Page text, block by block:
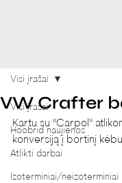
Visi įrašai
Hoobrid naujienos
Atlikti darbai
Izoterminiai/neizoterminiai
Visi įrašai
VW Crafter
Kartu su "Carpol"
konversiją į bortinį